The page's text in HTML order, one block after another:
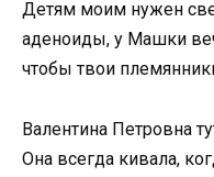
Детям моим нужен
аденоиды, у Машки
чтобы твои
Валентина Петровна
Она всегда кивала,